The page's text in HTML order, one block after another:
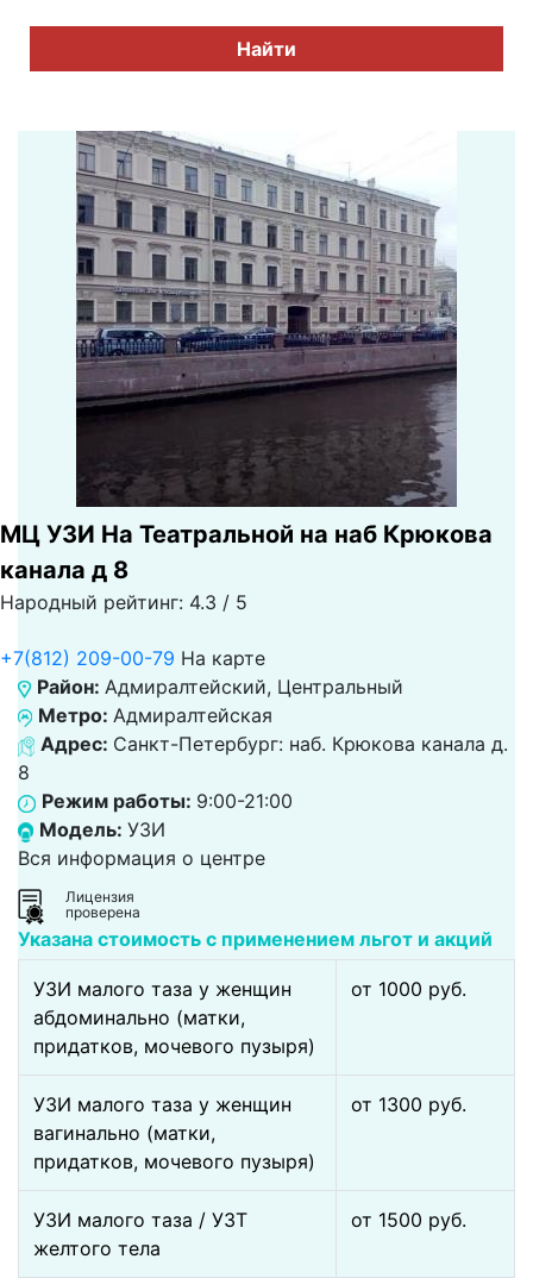
Найти
МЦ УЗИ На Театральной на наб Крюкова
канала д 8
Народный рейтинг: 4.3 / 5
+7(812) 209-00-79 На карте
Район: Адмиралтейский, Центральный
Метро: Адмиралтейская
Адрес: Санкт-Петербург: наб. Крюкова канала д.
8
Режим работы: 9:00-21:00
Модель: УЗИ
Вся информация о центре
Лицензия
проверена
Указана стоимость с применением льгот и акций
УЗИ малого таза у женщин
абдоминально (матки,
придатков, мочевого пузыря)
от 1000 pуб.
УЗИ малого таза у женщин
вагинально (матки,
придатков, мочевого пузыря)
от 1300 pуб.
УЗИ малого таза / УЗТ
желтого тела
от 1500 pуб.